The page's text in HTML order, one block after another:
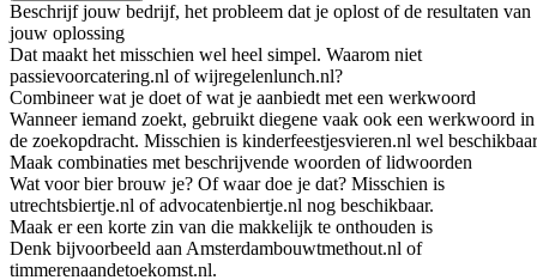
Beschrijf jouw bedrijf, het probleem dat je oplost of de resultaten van
jouw oplossing
Dat maakt het misschien wel heel simpel. Waarom niet
passievoorcatering.nl of wijregelenlunch.nl?
Combineer wat je doet of wat je aanbiedt met een werkwoord
Wanneer iemand zoekt, gebruikt diegene vaak ook een werkwoord in
de zoekopdracht. Misschien is kinderfeestjesvieren.nl wel
Maak combinaties met beschrijvende woorden of lidwoorden
Wat voor bier brouw je? Of waar doe je dat? Misschien is
utrechtsbiertje.nl of advocatenbiertje.nl nog beschikbaar.
Maak er een korte zin van die makkelijk te onthouden is
Denk bijvoorbeeld aan Amsterdambouwtmethout.nl of
timmerenaandetoekomst.nl.